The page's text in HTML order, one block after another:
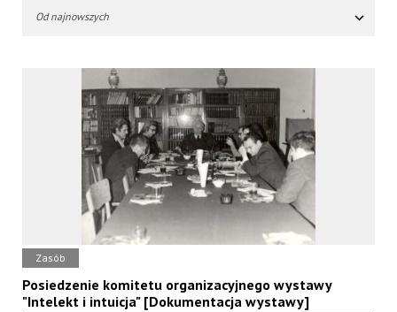
Od najnowszych
Zasób
Posiedzenie komitetu organizacyjnego wystawy
"Intelekt i intuicja" [Dokumentacja wystawy]